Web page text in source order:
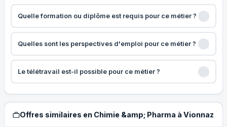
Quelle formation ou diplôme est requis pour ce métier ?
Quelles sont les perspectives d'emploi pour ce métier ?
Le télétravail est-il possible pour ce métier ?
Offres similaires en Chimie &amp; Pharma à Vionnaz